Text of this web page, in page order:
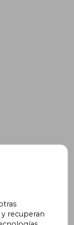
y
recuperan